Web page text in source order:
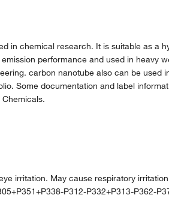
chemical research. It is suitable as a
performance and used in heavy
carbon nanotube also can be used
Some documentation and label
irritation. May cause respiratory
P312-P332+P313-P362-